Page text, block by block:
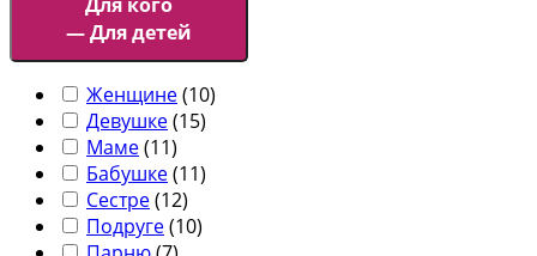
— Для детей
Женщине(10)
Девушке(15)
Маме(11)
Бабушке(11)
Сестре(12)
Подруге(10)